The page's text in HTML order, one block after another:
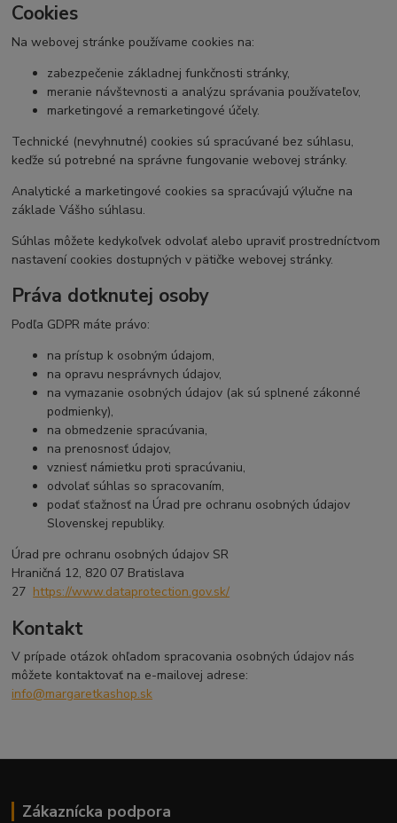
Cookies
Na webovej stránke používame cookies na:
zabezpečenie základnej funkčnosti stránky,
meranie návštevnosti a analýzu správania používateľov,
marketingové a remarketingové účely.
Technické (nevyhnutné) cookies sú spracúvané bez súhlasu,
keďže sú potrebné na správne fungovanie webovej stránky.
Analytické a marketingové cookies sa spracúvajú výlučne na
základe Vášho súhlasu.
Súhlas môžete kedykoľvek odvolať alebo upraviť prostredníctvom
nastavení cookies dostupných v pätičke webovej stránky.
Práva dotknutej osoby
Podľa GDPR máte právo:
na prístup k osobným údajom,
na opravu nesprávnych údajov,
na vymazanie osobných údajov (ak sú splnené zákonné
podmienky),
na obmedzenie spracúvania,
na prenosnosť údajov,
vzniesť námietku proti spracúvaniu,
odvolať súhlas so spracovaním,
podať sťažnosť na Úrad pre ochranu osobných údajov
Slovenskej republiky.
Úrad pre ochranu osobných údajov SR
Hraničná 12, 820 07 Bratislava
27 https://www.dataprotection.gov.sk/
Kontakt
V prípade otázok ohľadom spracovania osobných údajov nás
môžete kontaktovať na e-mailovej adrese:
info@margaretkashop.sk
Zákaznícka podpora